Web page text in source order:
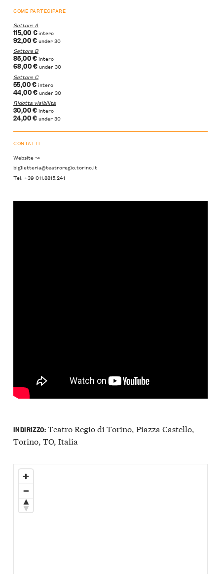
COME PARTECIPARE
Settore A
115,00 €intero
92,00 €under 30
Settore B
85,00 €intero
68,00 €under 30
Settore C
55,00 €intero
44,00 €under 30
Ridotta visibilità
30,00 €intero
24,00 €under 30
CONTATTI
Website ↝
biglietteria@teatroregio.torino.it
Tel: +39 011.8815.241
INDIRIZZO:Teatro Regio di Torino, Piazza Castello,
Torino, TO, Italia